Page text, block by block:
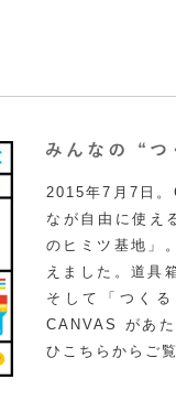
2015年7月7日
なが自由に使え
のヒミツ基地」
えました。道具
そして「つく
CANVAS があ
ひこちらからご